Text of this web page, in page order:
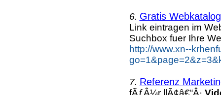
6. Gratis
Link eintragen im
Suchbox fuer Ihre
http://www.xn--
7. Referenz
fÃƒÂ¼r llÃ¢â€“Â·